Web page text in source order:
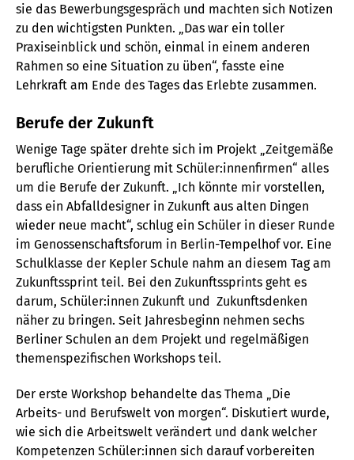
sie das Bewerbungsgespräch und machten sich Notizen
zu den wichtigsten Punkten. „Das war ein toller
Praxiseinblick und schön, einmal in einem anderen
Rahmen so eine Situation zu üben“, fasste eine
Lehrkraft am Ende des Tages das Erlebte zusammen.
Berufe der Zukunft
Wenige Tage später drehte sich im Projekt „Zeitgemäße
berufliche Orientierung mit Schüler:innenfirmen“ alles
um die Berufe der Zukunft. „Ich könnte mir vorstellen,
dass ein Abfalldesigner in Zukunft aus alten Dingen
wieder neue macht“, schlug ein Schüler in dieser Runde
im Genossenschaftsforum in Berlin-Tempelhof vor. Eine
Schulklasse der Kepler Schule nahm an diesem Tag am
Zukunftssprint teil. Bei den Zukunftssprints geht es
darum, Schüler:innen Zukunft und Zukunftsdenken
näher zu bringen. Seit Jahresbeginn nehmen sechs
Berliner Schulen an dem Projekt und regelmäßigen
themenspezifischen Workshops teil.
Der erste Workshop behandelte das Thema „Die
Arbeits- und Berufswelt von morgen“. Diskutiert wurde,
wie sich die Arbeitswelt verändert und dank welcher
Kompetenzen Schüler:innen sich darauf vorbereiten